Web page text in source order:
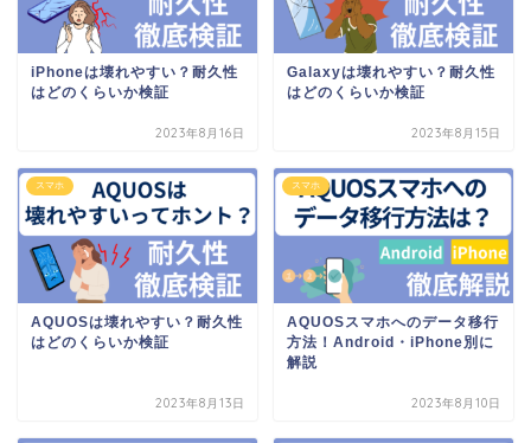
iPhoneは壊れやすい？耐久性
はどのくらいか検証
2023年8月16日
Galaxyは壊れやすい？耐久性
はどのくらいか検証
2023年8月15日
スマホ
AQUOSは壊れやすい？耐久性
はどのくらいか検証
2023年8月13日
スマホ
AQUOSスマホへのデータ移行
方法！Android・iPhone別に
解説
2023年8月10日